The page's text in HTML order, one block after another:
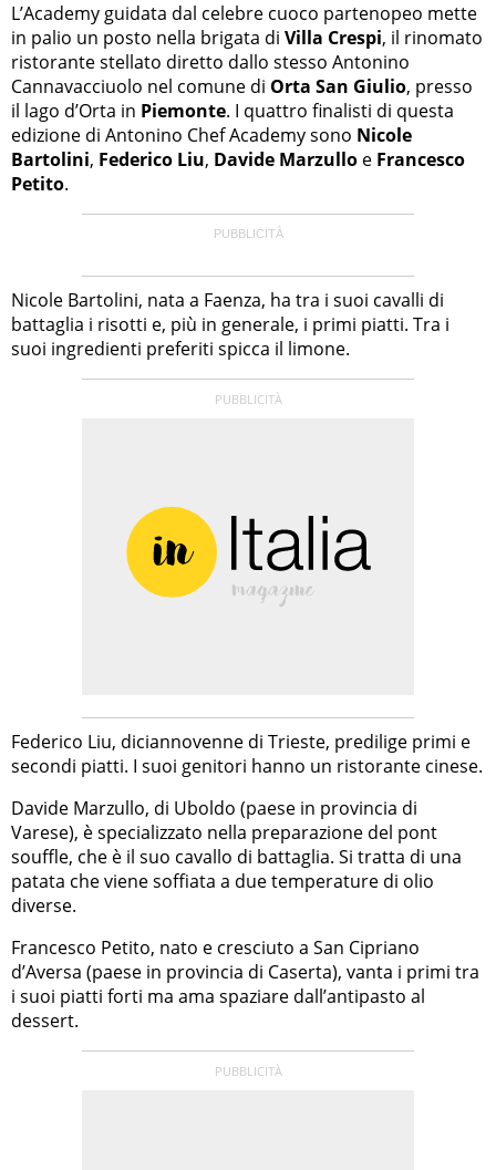
L’Academy guidata dal celebre cuoco partenopeo mette
in palio un posto nella brigata di Villa Crespi, il rinomato
ristorante stellato diretto dallo stesso Antonino
Cannavacciuolo nel comune di Orta San Giulio, presso
il lago d’Orta in Piemonte. I quattro finalisti di questa
edizione di Antonino Chef Academy sono Nicole
Bartolini, Federico Liu, Davide Marzullo e Francesco
Petito.
Nicole Bartolini, nata a Faenza, ha tra i suoi cavalli di
battaglia i risotti e, più in generale, i primi piatti. Tra i
suoi ingredienti preferiti spicca il limone.
Federico Liu, diciannovenne di Trieste, predilige primi e
secondi piatti. I suoi genitori hanno un ristorante cinese.
Davide Marzullo, di Uboldo (paese in provincia di
Varese), è specializzato nella preparazione del pont
souffle, che è il suo cavallo di battaglia. Si tratta di una
patata che viene soffiata a due temperature di olio
diverse.
Francesco Petito, nato e cresciuto a San Cipriano
d’Aversa (paese in provincia di Caserta), vanta i primi tra
i suoi piatti forti ma ama spaziare dall’antipasto al
dessert.